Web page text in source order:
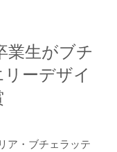
業生がブチ
ーデザイ
ア・ブチェラッテ